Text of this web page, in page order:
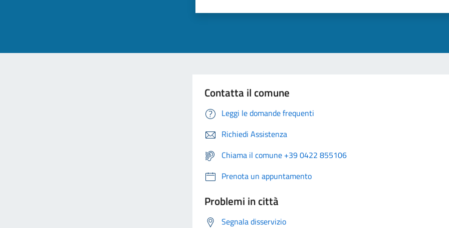
Contatta il comune
Leggi le domande frequenti
Richiedi Assistenza
Chiama il comune +39 0422 855106
Prenota un appuntamento
Problemi in città
Segnala disservizio